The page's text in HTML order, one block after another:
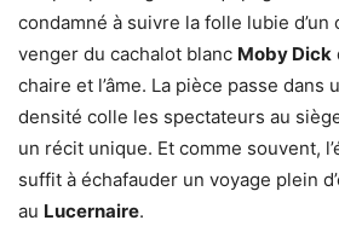
condamné à suivre la folle lubie d’un
venger du cachalot blanc Moby Dick
chaire et l’âme. La pièce passe dans
densité colle les spectateurs au
un récit unique. Et comme souvent,
suffit à échafauder un voyage plein
au Lucernaire.